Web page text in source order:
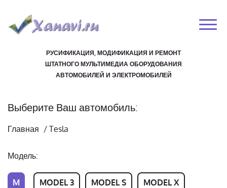
РУСИФИКАЦИЯ, МОДИФИКАЦИЯ И РЕМОНТ
ШТАТНОГО МУЛЬТИМЕДИА ОБОРУДОВАНИЯ
АВТОМОБИЛЕЙ И ЭЛЕКТРОМОБИЛЕЙ
Выберите Ваш автомобиль:
Главная / Tesla
Модель:
M MODEL 3 MODEL S MODEL X